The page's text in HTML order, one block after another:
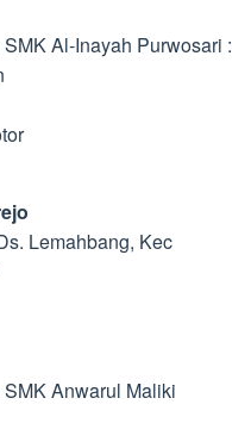
Al-Inayah Purwosari :
Lemahbang, Kec
Anwarul Maliki